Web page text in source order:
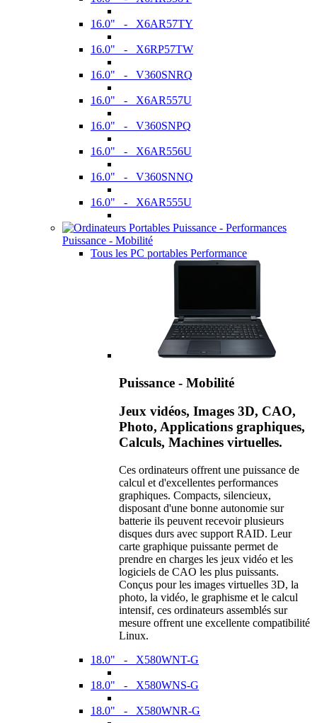
16.0" - X6AR57TY
16.0" - X6RP57TW
16.0" - V360SNRQ
16.0" - X6AR557U
16.0" - V360SNPQ
16.0" - X6AR556U
16.0" - V360SNNQ
16.0" - X6AR555U
Puissance - Mobilité
Tous les PC portables Performance
Puissance - Mobilité
Jeux vidéos, Images 3D, CAO,
Photo, Applications graphiques,
Calculs, Machines virtuelles.
Ces ordinateurs offrent une puissance de
calcul et d'excellentes performances
graphiques. Compacts, silencieux,
disposant d'une bonne autonomie sur
batterie ils peuvent recevoir plusieurs
disques durs avec support RAID. Leur
carte graphique puissante permet de
prendre en charges les jeux vidéo et les
logiciels de CAO les plus puissants.
Conçus pour les images virtuelles 3D, la
photo, la vidéo, le graphisme et le calcul
intensif, ces ordinateurs assemblés sur
mesure offrent une excellente compatibilité
Linux.
18.0" - X580WNT-G
18.0" - X580WNS-G
18.0" - X580WNR-G